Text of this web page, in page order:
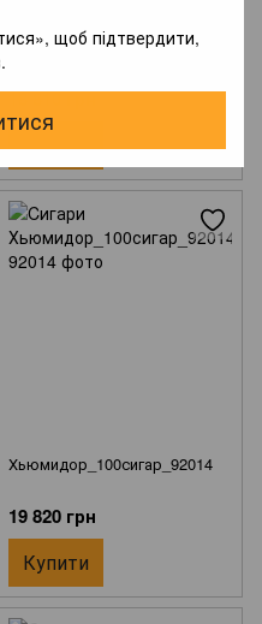
щоб підтвердити,
Хьюмидор_100сигар_92000
18 810 грн
Купити
Хьюмидор_100сигар_92014
19 820 грн
Купити